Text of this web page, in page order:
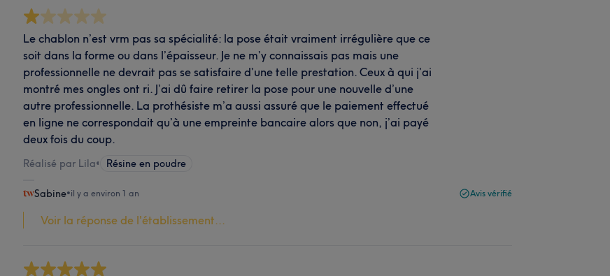
Le chablon n’est vrm pas sa spécialité: la pose était vraiment irrégulière que ce
soit dans la forme ou dans l’épaisseur. Je ne m’y connaissais pas mais une
professionnelle ne devrait pas se satisfaire d’une telle prestation. Ceux à qui j’ai
montré mes ongles ont ri. J’ai dû faire retirer la pose pour une nouvelle d’une
autre professionnelle. La prothésiste m’a aussi assuré que le paiement effectué
en ligne ne correspondait qu’à une empreinte bancaire alors que non, j’ai payé
deux fois du coup.
Réalisé par Lila• Résine en poudre
Sabine•il y a environ 1 an Avis vérifié
Voir la réponse de l'établissement...